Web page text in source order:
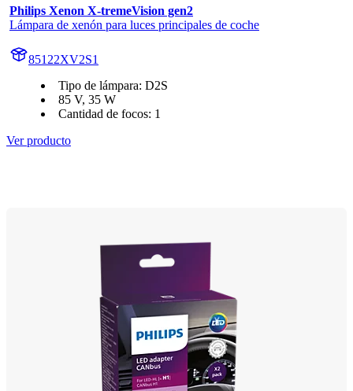
Philips Xenon X-tremeVision gen2
Lámpara de xenón para luces principales de coche
85122XV2S1
Tipo de lámpara: D2S
85 V, 35 W
Cantidad de focos: 1
Ver producto